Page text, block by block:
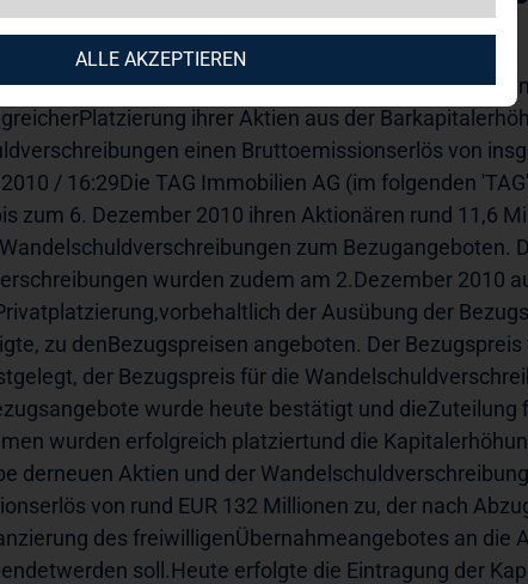
AG / Schlagwort(e): KapitalmaßnahmeTAG
ihrer Aktien aus der
einen Bruttoemissionserlös von
/ 16:29Die TAG Immobilien AG (im folgenden
zum 6. Dezember 2010 ihren Aktionären rund 11,6
zum Bezugangeboten.
wurden zudem am 2.Dezember 2010
der Ausübung der
zu denBezugspreisen angeboten. Der
der Bezugspreis für die
wurde heute bestätigt und dieZuteilung
wurden erfolgreich platziertund die
derneuen Aktien und der
von rund EUR 132 Millionen zu, der nach
des freiwilligenÜbernahmeangebotes an die
soll.Heute erfolgte die Eintragung der
ALLE AKZEPTIEREN